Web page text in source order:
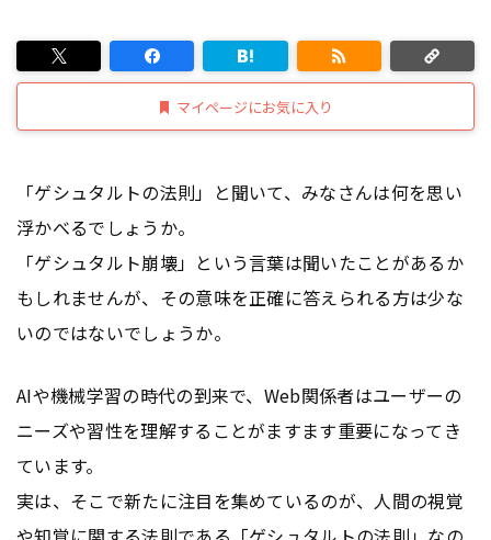
マイページにお気に入り
「ゲシュタルトの法則」と聞いて、みなさんは何を思い
浮かべるでしょうか。
「ゲシュタルト崩壊」という言葉は聞いたことがあるか
もしれませんが、その意味を正確に答えられる方は少な
いのではないでしょうか。
AIや機械学習の時代の到来で、Web関係者はユーザーの
ニーズや習性を理解することがますます重要になってき
ています。
実は、そこで新たに注目を集めているのが、人間の視覚